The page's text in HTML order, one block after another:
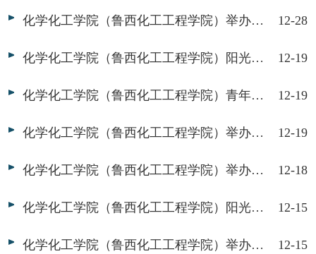
化学化工学院（鲁西化工工程学院）举办“探秘海底火山的‘愤怒’与‘平静’”化学科普活动 12-28
化学化工学院（鲁西化工工程学院）阳光之翼志愿者协会举办“巧手剪梅韵，暖冬觅芳踪”志愿服务活动 12-19
化学化工学院（鲁西化工工程学院）青年化学社举办“神奇纸巾变花朵，小小科学家的魔法花园”志愿服务活动 12-19
化学化工学院（鲁西化工工程学院）举办“与雪相约，妙不可‘盐’”志愿服务活动 12-19
化学化工学院（鲁西化工工程学院）举办“不织布防拐牌，安全伴我行”志愿服务活动 12-18
化学化工学院（鲁西化工工程学院）阳光之翼志愿者协会举办“巧制雪花承冬趣，手作暖饰忆童真”志愿服务活动 12-15
化学化工学院（鲁西化工工程学院）举办2025年暑期社会实践院级先进个人答辩会 12-15